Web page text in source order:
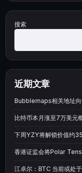
搜索
近期文章
Bubblemaps相关地址
比特币本月涨至7万美元
下周YZY将解锁价值约
香港证监会将Polar
江卓尔：BTC 当前或处